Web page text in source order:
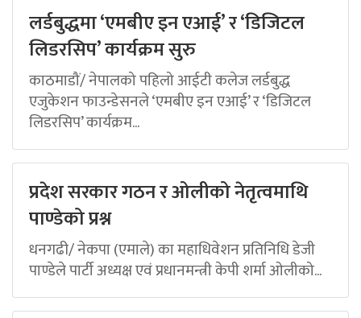
लर्डबुद्धमा ‘एमबीए इन एआई’ र ‘डिजिटल
लिडरसिप’ कार्यक्रम सुरु
काठमाडौं/ नेपालको पहिलो आईटी कलेज लर्डबुद्ध
एजुकेशन फाउन्डेसनले ‘एमबीए इन एआई’ र ‘डिजिटल
लिडरसिप’ कार्यक्रम...
प्रदेश सरकार गठन र ओलीको नेतृत्वमाथि
पाण्डेको प्रश्न
धनगढी/ नेकपा (एमाले) का महाधिवेशन प्रतिनिधि डेजी
पाण्डेले पार्टी अध्यक्ष एवं प्रधानमन्त्री केपी शर्मा ओलीको...